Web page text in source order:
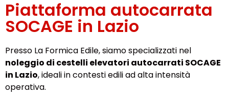
Piattaforma autocarrata
SOCAGE in Lazio
Presso La Formica Edile, siamo specializzati nel
noleggio di cestelli elevatori autocarrati SOCAGE
in Lazio, ideali in contesti edili ad alta intensità
operativa.